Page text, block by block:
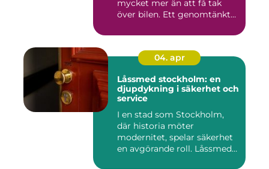
mycket mer än att få tak
över bilen. Ett genomtänkt
04. apr
Låssmed stockholm: en
djupdykning i säkerhet och
service
I en stad som Stockholm,
där historia möter
modernitet, spelar säkerhet
en avgörande roll. Låssmed